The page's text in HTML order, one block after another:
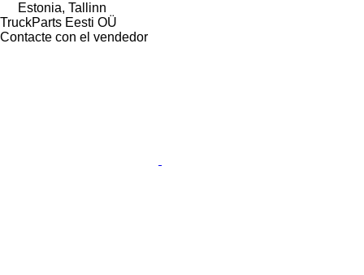
Estonia, Tallinn
TruckParts Eesti OÜ
Contacte con el vendedor